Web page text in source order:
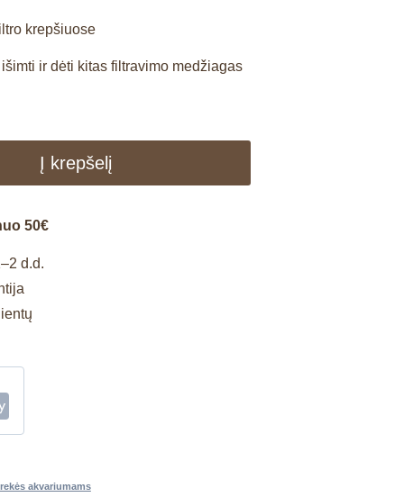
krepšiuose
ir dėti kitas filtravimo medžiagas
Į krepšelį
50€
d.d.
akvariumams